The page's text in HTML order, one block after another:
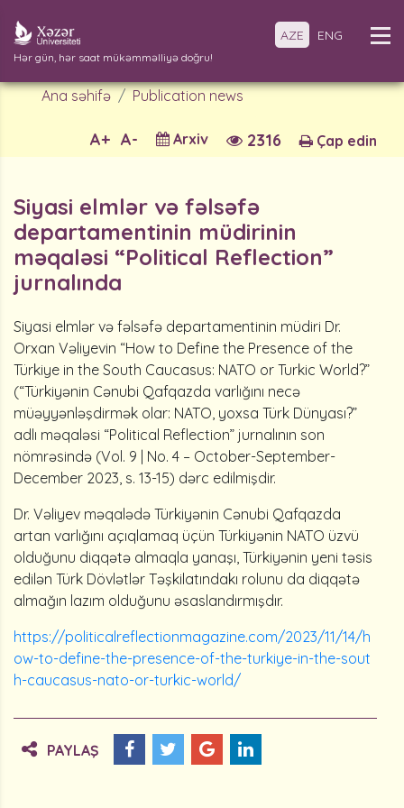
Hər gün, hər saat mükəmməlliyə doğru!
AZE ENG
Ana səhifə Publication news
Çap edin
2316
Arxiv
A-
A+
Siyasi elmlər və fəlsəfə
departamentinin müdirinin
məqaləsi “Political Reflection”
jurnalında
Siyasi elmlər və fəlsəfə departamentinin müdiri Dr.
Orxan Vəliyevin “How to Define the Presence of the
Türkiye in the South Caucasus: NATO or Turkic World?”
(“Türkiyənin Cənubi Qafqazda varlığını necə
müəyyənləşdirmək olar: NATO, yoxsa Türk Dünyası?”
adlı məqaləsi “Political Reflection” jurnalının son
nömrəsində (Vol. 9 | No. 4 – October-September-
December 2023, s. 13-15) dərc edilmişdir.
Dr. Vəliyev məqalədə Türkiyənin Cənubi Qafqazda
artan varlığını açıqlamaq üçün Türkiyənin NATO üzvü
olduğunu diqqətə almaqla yanaşı, Türkiyənin yeni təsis
edilən Türk Dövlətlər Təşkilatındakı rolunu da diqqətə
almağın lazım olduğunu əsaslandırmışdır.
https://politicalreflectionmagazine.com/2023/11/14/h
ow-to-define-the-presence-of-the-turkiye-in-the-sout
h-caucasus-nato-or-turkic-world/
PAYLAŞ